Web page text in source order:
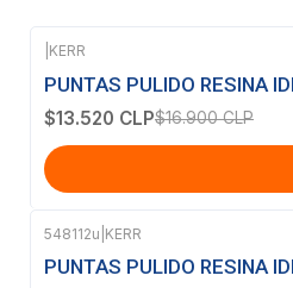
-20%OFF
KERR
PUNTAS PULIDO RESINA
$13.520 CLP$16.900 CLP
Agotado
548112u KERR
PUNTAS PULIDO RESINA